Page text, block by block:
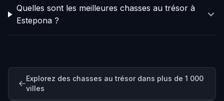
Quelles sont les meilleures chasses au trésor à
Estepona ?
Explorez des chasses au trésor dans plus de 1 000
villes